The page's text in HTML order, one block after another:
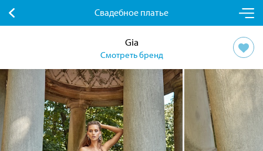
Свадебное платье
Gia
Смотреть бренд